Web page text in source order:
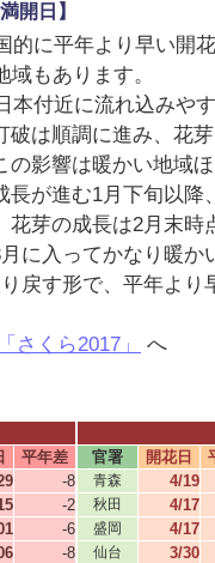
開日】
に平年より早い開
もあります。
付近に流れ込みや
破は順調に進み、花
の影響は暖かい地域
が進む1月下旬以降
花芽の成長は2月末時
に入ってかなり暖か
戻す形で、平年より
「さくら2017」 へ
平年差
-8
-2
-6
-8
官署 開花日
青森 4/19
秋田 4/17
盛岡 4/17
仙台 3/30